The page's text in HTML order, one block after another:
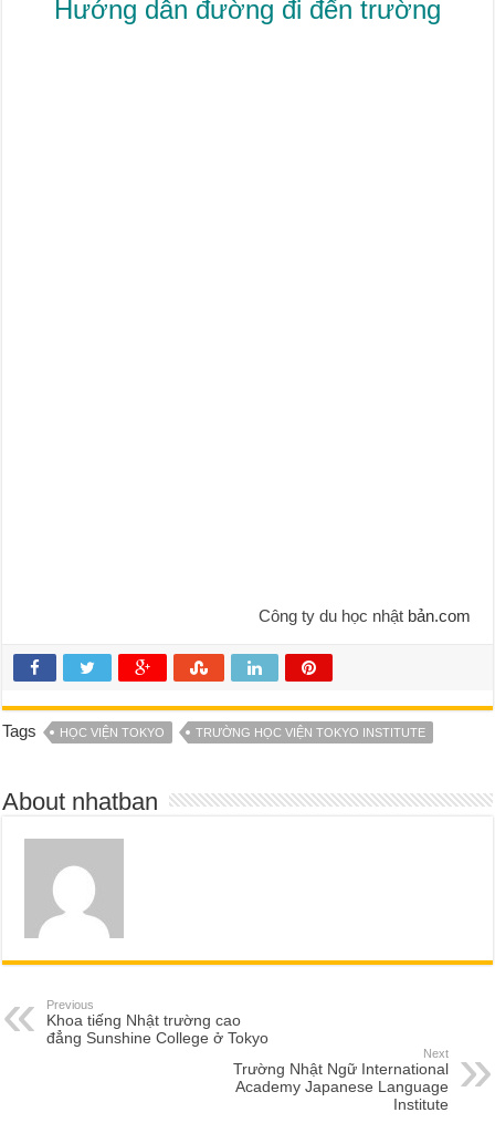
Hướng dẫn đường đi đến trường
Công ty du học nhậtbản.com
Tags HỌC VIỆN TOKYO TRƯỜNG HỌC VIỆN TOKYO INSTITUTE
About nhatban
Previous
Khoa tiếng Nhật trường cao
đẳng Sunshine College ở Tokyo
Next
Trường Nhật Ngữ International
Academy Japanese Language
Institute